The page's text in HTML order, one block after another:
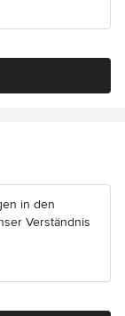
in den
Verständnis